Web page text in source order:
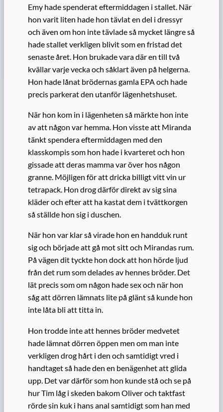
Emy hade spenderat eftermiddagen i stallet. När
hon varit liten hade hon tävlat en del i dressyr
och även om hon inte tävlade så mycket längre så
hade stallet verkligen blivit som en fristad det
senaste året. Hon brukade vara där en till två
kvällar varje vecka och såklart även på helgerna.
Hon hade lånat brödernas gamla EPA och hade
precis parkerat den utanför lägenhetshuset.
När hon kom in i lägenheten så märkte hon inte
av att någon var hemma. Hon visste att Miranda
tänkt spendera eftermiddagen med den
klasskompis som hon hade i kvarteret och hon
gissade att deras mamma var över hos någon
granne. Möjligen för att dricka billigt vitt vin ur
tetrapack. Hon drog därför direkt av sig sina
kläder och efter att ha kastat dem i tvättkorgen
så ställde hon sig i duschen.
När hon var klar så virade hon en handduk runt
sig och började att gå mot sitt och Mirandas rum.
På vägen dit tyckte hon dock att hon hörde ljud
från det rum som delades av hennes bröder. Det
lät precis som om någon hade sex och när hon
såg att dörren lämnats lite på glänt så kunde hon
inte låta bli att titta in.
Hon trodde inte att hennes bröder medvetet
hade lämnat dörren öppen men om man inte
verkligen drog hårt i den och samtidigt vred i
handtaget så hade den en benägenhet att glida
upp. Det var därför som hon kunde stå och se på
hur Tim låg i skeden bakom Oliver och taktfast
rörde sin kuk i hans anal samtidigt som han med